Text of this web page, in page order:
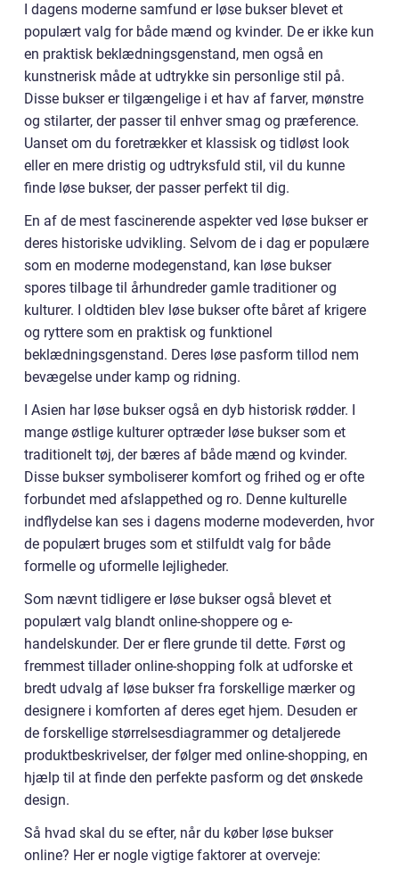
I dagens moderne samfund er løse bukser blevet et
populært valg for både mænd og kvinder. De er ikke kun
en praktisk beklædningsgenstand, men også en
kunstnerisk måde at udtrykke sin personlige stil på.
Disse bukser er tilgængelige i et hav af farver, mønstre
og stilarter, der passer til enhver smag og præference.
Uanset om du foretrækker et klassisk og tidløst look
eller en mere dristig og udtryksfuld stil, vil du kunne
finde løse bukser, der passer perfekt til dig.
En af de mest fascinerende aspekter ved løse bukser er
deres historiske udvikling. Selvom de i dag er populære
som en moderne modegenstand, kan løse bukser
spores tilbage til århundreder gamle traditioner og
kulturer. I oldtiden blev løse bukser ofte båret af krigere
og ryttere som en praktisk og funktionel
beklædningsgenstand. Deres løse pasform tillod nem
bevægelse under kamp og ridning.
I Asien har løse bukser også en dyb historisk rødder. I
mange østlige kulturer optræder løse bukser som et
traditionelt tøj, der bæres af både mænd og kvinder.
Disse bukser symboliserer komfort og frihed og er ofte
forbundet med afslappethed og ro. Denne kulturelle
indflydelse kan ses i dagens moderne modeverden, hvor
de populært bruges som et stilfuldt valg for både
formelle og uformelle lejligheder.
Som nævnt tidligere er løse bukser også blevet et
populært valg blandt online-shoppere og e-
handelskunder. Der er flere grunde til dette. Først og
fremmest tillader online-shopping folk at udforske et
bredt udvalg af løse bukser fra forskellige mærker og
designere i komforten af deres eget hjem. Desuden er
de forskellige størrelsesdiagrammer og detaljerede
produktbeskrivelser, der følger med online-shopping, en
hjælp til at finde den perfekte pasform og det ønskede
design.
Så hvad skal du se efter, når du køber løse bukser
online? Her er nogle vigtige faktorer at overveje: